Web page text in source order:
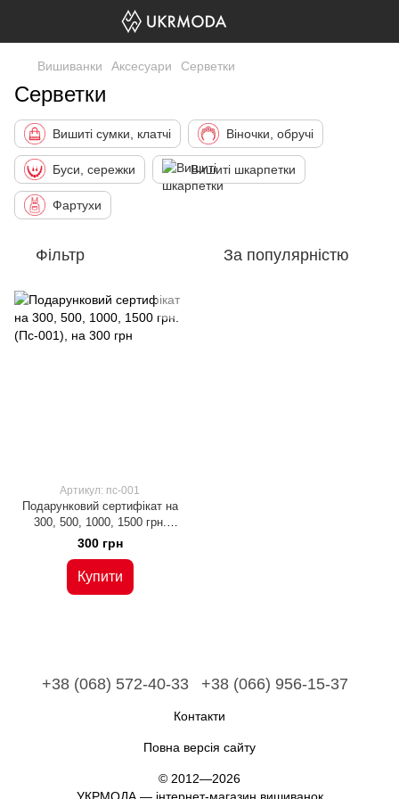
Вишиванки Аксесуари Серветки
Серветки
Вишиті сумки, клатчі Віночки, обручі
Буси, сережки Вишиті шкарпетки
Фартухи
Фільтр За популярністю
Артикул: пс-001
Подарунковий сертифікат на
300, 500, 1000, 1500 грн.
(Пс-001), на 300 грн
300 грн
Купити
+38 (068) 572-40-33 +38 (066) 956-15-37
Контакти
Повна версія сайту
© 2012—2026